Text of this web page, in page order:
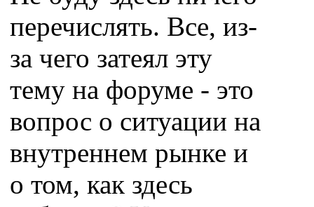
перечислять. Все, из-
за чего затеял эту
тему на форуме - это
вопрос о ситуации на
внутреннем рынке и
о том, как здесь